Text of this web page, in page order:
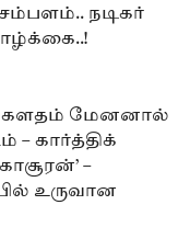
நடிகர்
கௌதம் மேனனால்
– கார்த்திக்
–
உருவான